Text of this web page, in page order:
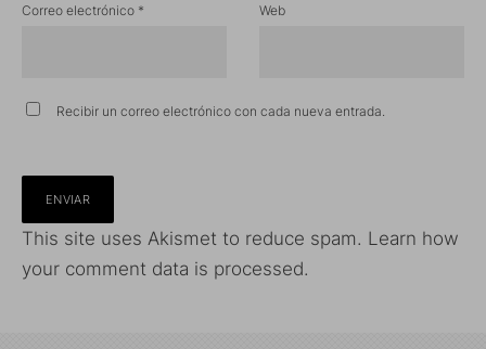
Correo electrónico * Web
Recibir un correo electrónico con cada nueva entrada.
This site uses Akismet to reduce spam. Learn how
your comment data is processed.